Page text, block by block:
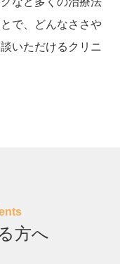
で、どんなささや
いただけるクリニ
方へ